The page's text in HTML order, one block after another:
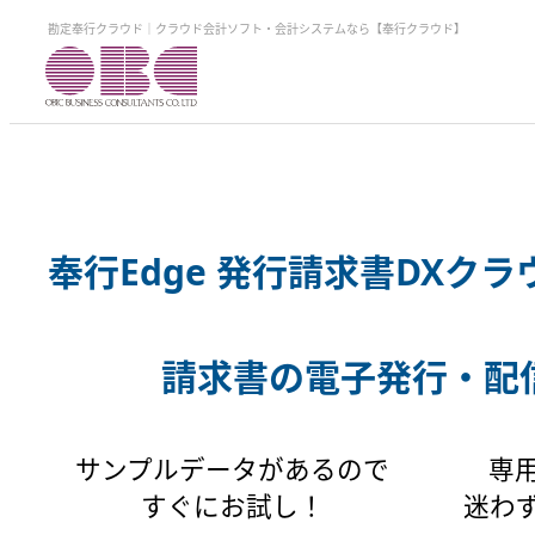
勘定奉行クラウド｜クラウド会計ソフト・会計システムなら【奉行クラウド】
奉行Edge 発行請求書DXク
請求書の電子発行・
サンプルデータがあるので
すぐにお試し！
専
迷わ